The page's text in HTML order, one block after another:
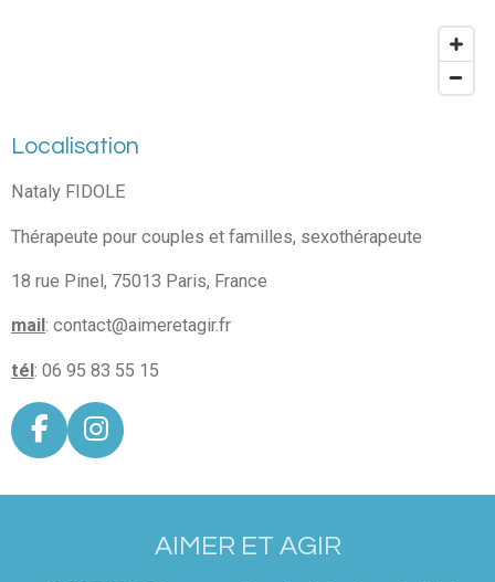
Localisation
Nataly FIDOLE
Thérapeute pour couples et familles, sexothérapeute
18 rue Pinel, 75013 Paris, France
mail : contact@aimeretagir.fr
tél: 06 95 83 55 15
F
c
I
s
AIMER ET AGIR